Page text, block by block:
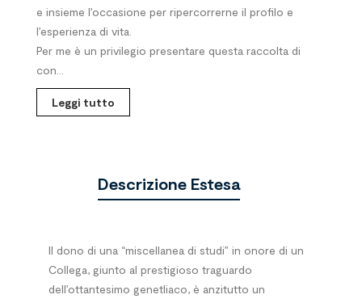
e insieme l’occasione per ripercorrerne il profilo e
l’esperienza di vita.
Per me è un privilegio presentare questa raccolta di
con...
Leggi tutto
Descrizione Estesa
Il dono di una “miscellanea di studi” in onore di un
Collega, giunto al prestigioso traguardo
dell’ottantesimo genetliaco, è anzitutto un